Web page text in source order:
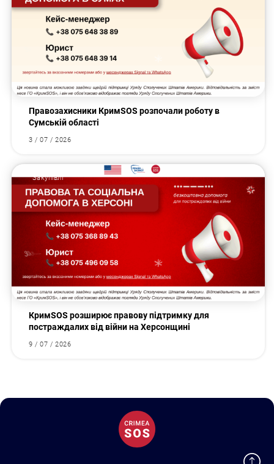
Правозахисники КримSOS розпочали роботу в
Сумській області
3 / 07 / 2026
Закупівлі
КримSOS розширює правову підтримку для
постраждалих від війни на Херсонщині
9 / 07 / 2026